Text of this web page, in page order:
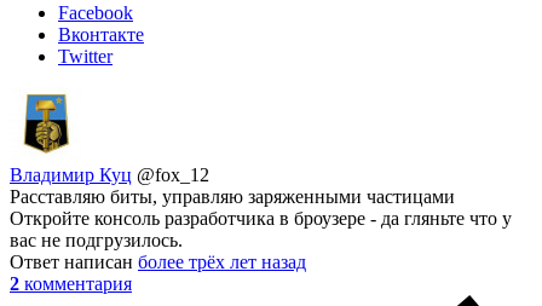
Facebook
Вконтакте
Twitter
Владимир Куц @fox_12
Расставляю биты, управляю заряженными частицами
Откройте консоль разработчика в броузере - да гляньте что у
вас не подгрузилось.
Ответ написан более трёх лет назад
2 комментария